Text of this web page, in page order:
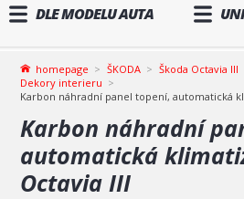
DLE MODELU AUTA
homepage ŠKODA Škoda Octavia III
Dekory interieru
Karbon náhradní panel topení, automatická
Karbon náhradní
automatická
Octavia III